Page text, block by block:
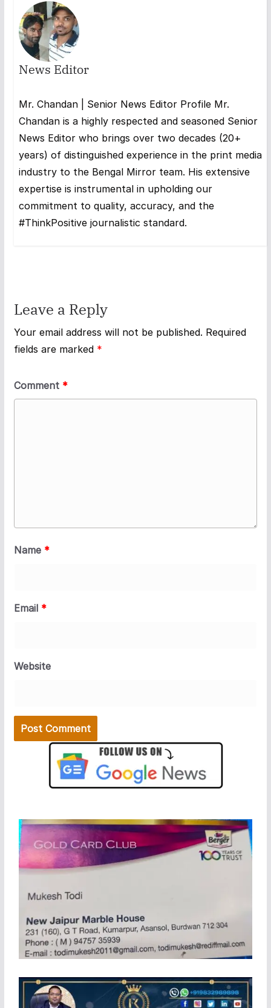
News Editor
Mr. Chandan | Senior News Editor Profile Mr.
Chandan is a highly respected and seasoned Senior
News Editor who brings over two decades (20+
years) of distinguished experience in the print media
industry to the Bengal Mirror team. His extensive
expertise is instrumental in upholding our
commitment to quality, accuracy, and the
#ThinkPositive journalistic standard.
Leave a Reply
Your email address will not be published. Required
fields are marked *
Comment *
Name *
Email *
Website